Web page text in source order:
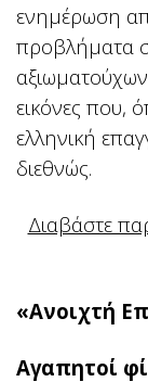
ενημέρωση
προβλήματα
εικόνες που,
ελληνική
διεθνώς.
Διαβάστε
«Ανοιχτή
Αγαπητοί